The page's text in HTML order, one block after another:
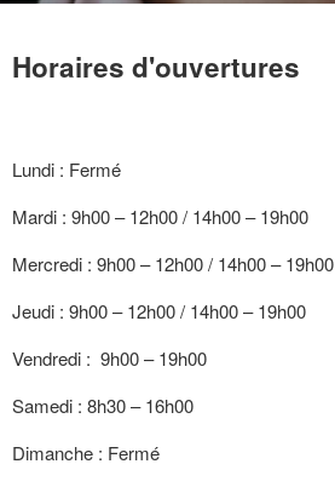
Horaires d'ouvertures
Lundi : Fermé
Mardi : 9h00 – 12h00 / 14h00 – 19h00
Mercredi : 9h00 – 12h00 / 14h00 – 19h00
Jeudi : 9h00 – 12h00 / 14h00 – 19h00
Vendredi : 9h00 – 19h00
Samedi : 8h30 – 16h00
Dimanche : Fermé